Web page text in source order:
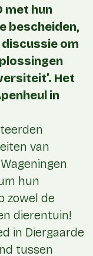
met hun
bescheiden,
discussie om
Het
in
van
hun
zowel de
dierentuin!
in Diergaarde
tussen